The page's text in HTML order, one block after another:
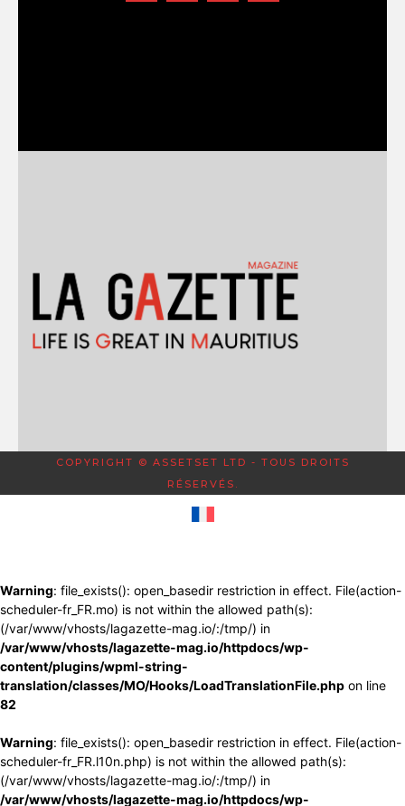
COPYRIGHT © ASSETSET LTD - TOUS DROITS
RÉSERVÉS.
Warning: file_exists(): open_basedir restriction in effect. File(action-
scheduler-fr_FR.mo) is not within the allowed path(s):
(/var/www/vhosts/lagazette-mag.io/:/tmp/) in
/var/www/vhosts/lagazette-mag.io/httpdocs/wp-
content/plugins/wpml-string-
translation/classes/MO/Hooks/LoadTranslationFile.php on line
82
Warning: file_exists(): open_basedir restriction in effect. File(action-
scheduler-fr_FR.l10n.php) is not within the allowed path(s):
(/var/www/vhosts/lagazette-mag.io/:/tmp/) in
/var/www/vhosts/lagazette-mag.io/httpdocs/wp-